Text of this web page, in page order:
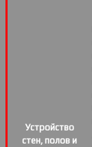
Устройство
стен, полов и